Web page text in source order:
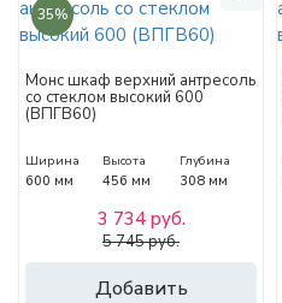
35%
Монс шкаф верхний антресоль
со стеклом высокий 600
(ВПГВ60)
Ширина
600 мм
Высота
456 мм
Глубина
308 мм
Добавить
3 734 руб.
5 745 руб.